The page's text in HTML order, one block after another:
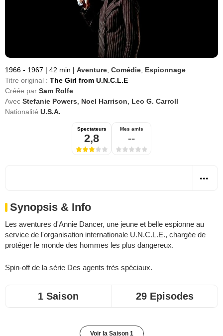
1966 - 1967 | 42 min | Aventure Comédie Espionnage
Titre original : The Girl from U.N.C.L.E
Créée par Sam Rolfe
Avec Stefanie Powers Noel Harrison
Leo G. Carroll
Nationalité U.S.A.
Spectateurs
2,8
Mes amis
--
Synopsis & Info
Les aventures d'Annie Dancer, une jeune et belle espionne au
service de l'organisation internationale U.N.C.L.E., chargée de
protéger le monde des hommes les plus dangereux.
Spin-off de la série Des agents très spéciaux.
1 Saison 29 Episodes
Voir la Saison 1